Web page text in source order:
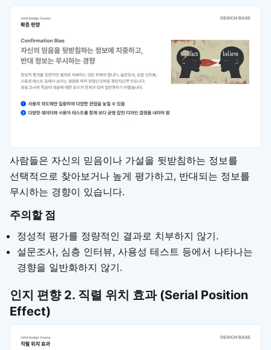
사람들은 자신의 믿음이나 가설을 뒷받침하는 정보를
선택적으로 찾아보거나 높게 평가하고, 반대되는 정보를
무시하는 경향이 있습니다.
주의할 점
정성적 평가를 정량적인 결과로 치부하지 않기.
설문조사, 심층 인터뷰, 사용성 테스트 등에서 나타나는
경향을 일반화하지 않기.
인지 편향2. 직렬 위치 효과 (Serial Position
Effect)